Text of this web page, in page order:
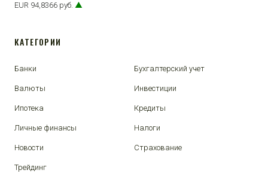
EUR 94,8366 руб. ▲
КАТЕГОРИИ
Банки Бухгалтерский учет
Валюты Инвестиции
Ипотека Кредиты
Личные финансы Налоги
Новости Страхование
Трейдинг